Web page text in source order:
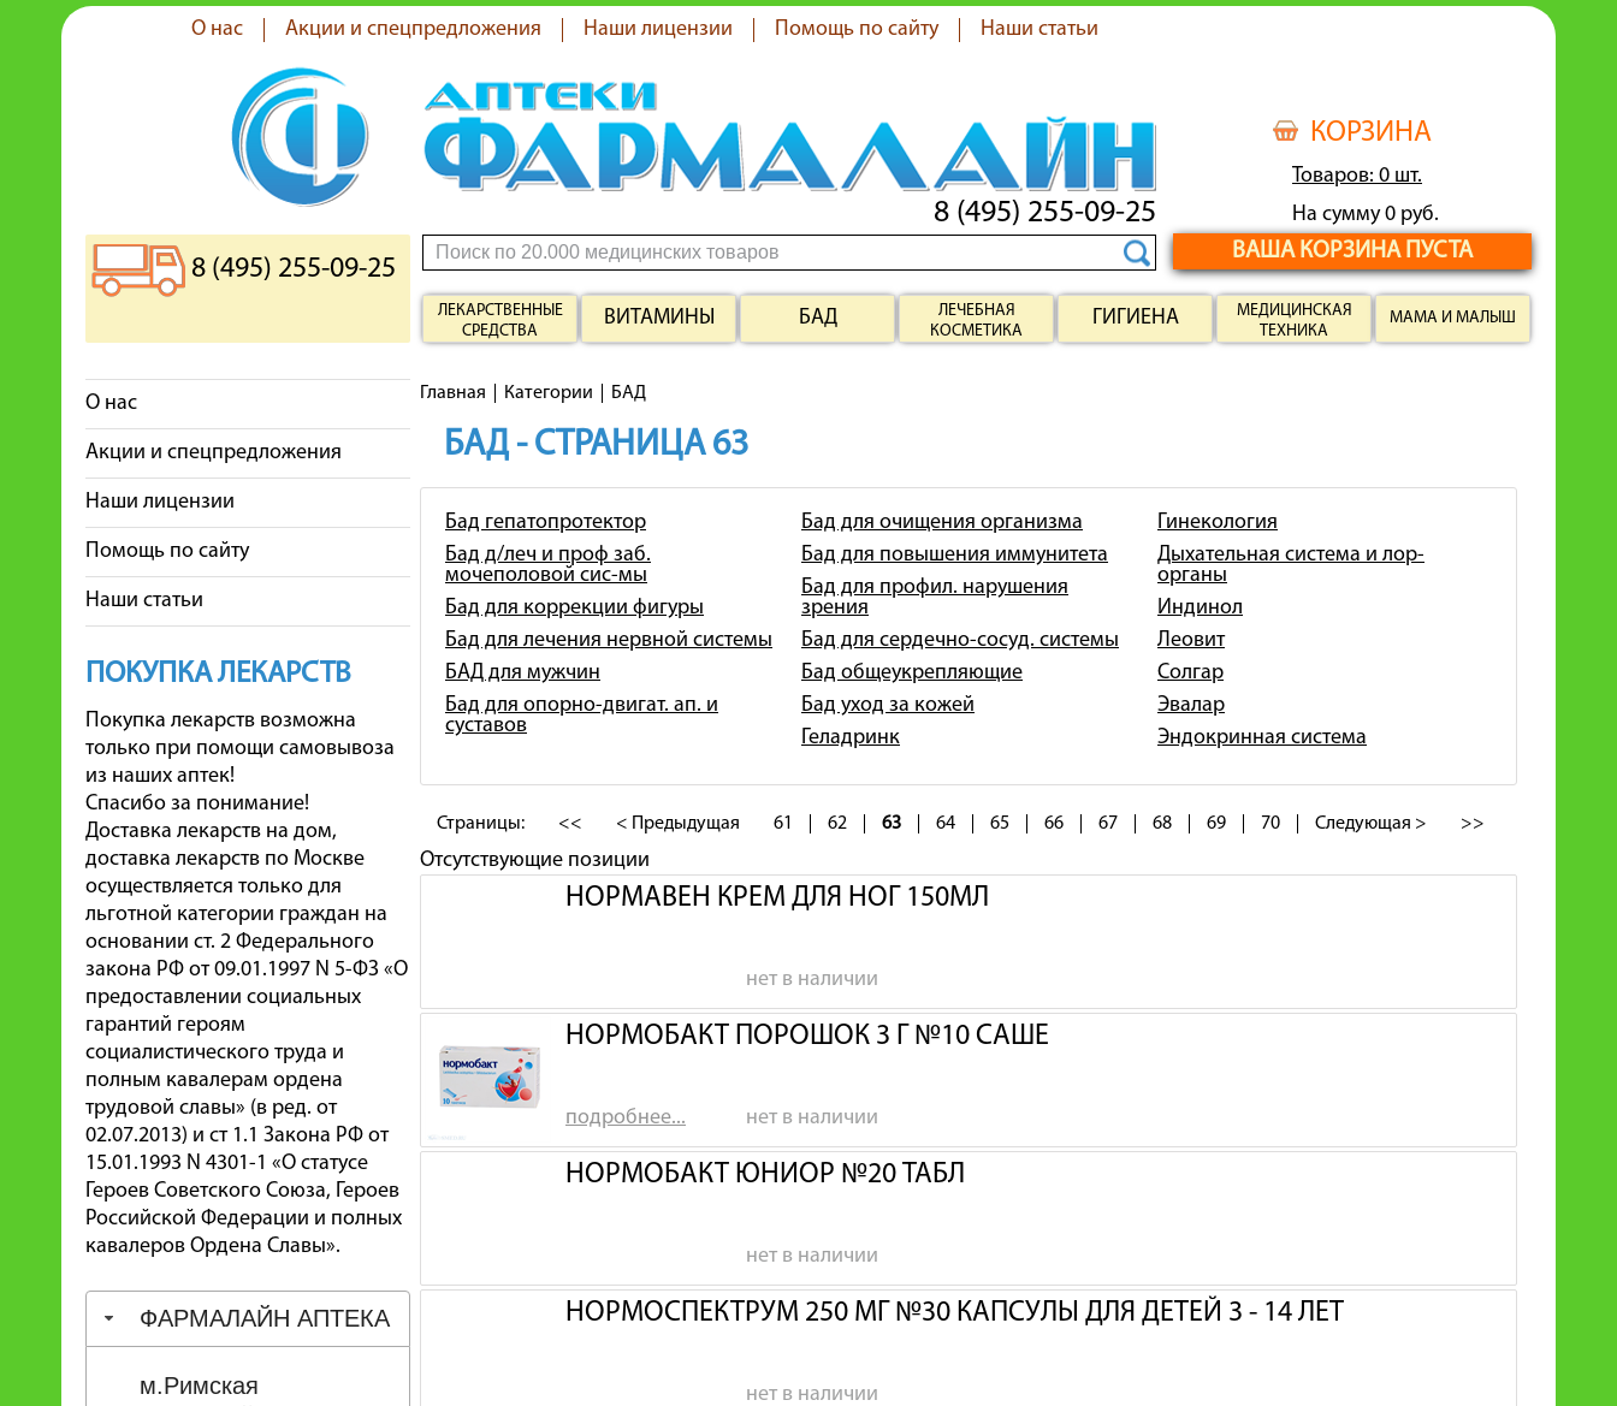
О нас Акции и спецпредложения Наши лицензии Помощь по сайту Наши статьи
КОРЗИНА
Товаров: 0 шт.
На сумму 0 руб.
ВАША КОРЗИНА ПУСТА
8 (495) 255-09-25
8 (495) 255-09-25
ЛЕКАРСТВЕННЫЕ
СРЕДСТВА
ВИТАМИНЫ БАД
ЛЕЧЕБНАЯ
КОСМЕТИКА
ГИГИЕНА
МЕДИЦИНСКАЯ
ТЕХНИКА
МАМА И МАЛЫШ
О нас
Акции и спецпредложения
Наши лицензии
Помощь по сайту
Наши статьи
ПОКУПКА ЛЕКАРСТВ
Покупка лекарств возможна
только при помощи самовывоза
из наших аптек!
Спасибо за понимание!
Доставка лекарств на дом,
доставка лекарств по Москве
осуществляется только для
льготной категории граждан на
основании ст. 2 Федерального
закона РФ от 09.01.1997 N 5-ФЗ «О
предоставлении социальных
гарантий героям
социалистического труда и
полным кавалерам ордена
трудовой славы» (в ред. от
02.07.2013) и ст 1.1 Закона РФ от
15.01.1993 N 4301-1 «О статусе
Героев Советского Союза, Героев
Российской Федерации и полных
кавалеров Ордена Славы».
ФАРМАЛАЙН АПТЕКА
м.Римская
Главная Категории БАД
БАД - СТРАНИЦА 63
Бад гепатопротектор
Бад д/леч и проф заб.
мочеполовой сис-мы
Бад для коррекции фигуры
Бад для лечения нервной системы
БАД для мужчин
Бад для опорно-двигат. ап. и
суставов
Бад для очищения организма
Бад для повышения иммунитета
Бад для профил. нарушения
зрения
Бад для сердечно-сосуд. системы
Бад общеукрепляющие
Бад уход за кожей
Геладринк
Гинекология
Дыхательная система и лор-
органы
Индинол
Леовит
Солгар
Эвалар
Эндокринная система
Страницы: << < Предыдущая 61 62 63 64 65 66 67 68 69 70 Следующая > >>
Отсутствующие позиции
НОРМАВЕН КРЕМ ДЛЯ НОГ 150МЛ
нет в наличии
НОРМОБАКТ ПОРОШОК 3 Г №10 САШЕ
подробнее... нет в наличии
НОРМОБАКТ ЮНИОР №20 ТАБЛ
нет в наличии
НОРМОСПЕКТРУМ 250 МГ №30 КАПСУЛЫ ДЛЯ ДЕТЕЙ 3 - 14 ЛЕТ
нет в наличии